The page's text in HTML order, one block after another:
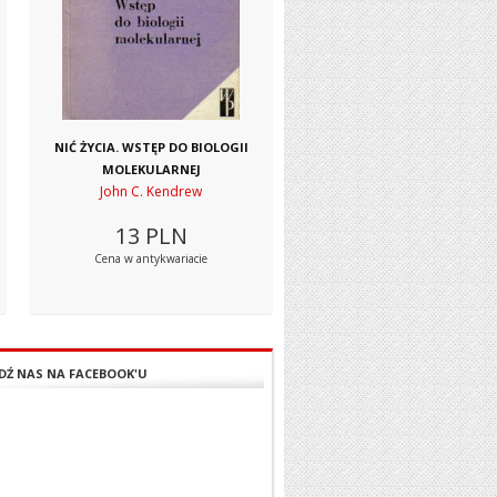
NIĆ ŻYCIA. WSTĘP DO BIOLOGII
MOLEKULARNEJ
John C. Kendrew
13 PLN
Cena w antykwariacie
NAS NA FACEBOOK'U